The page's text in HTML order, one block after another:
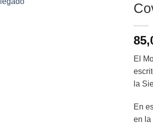
El
la
En
en la